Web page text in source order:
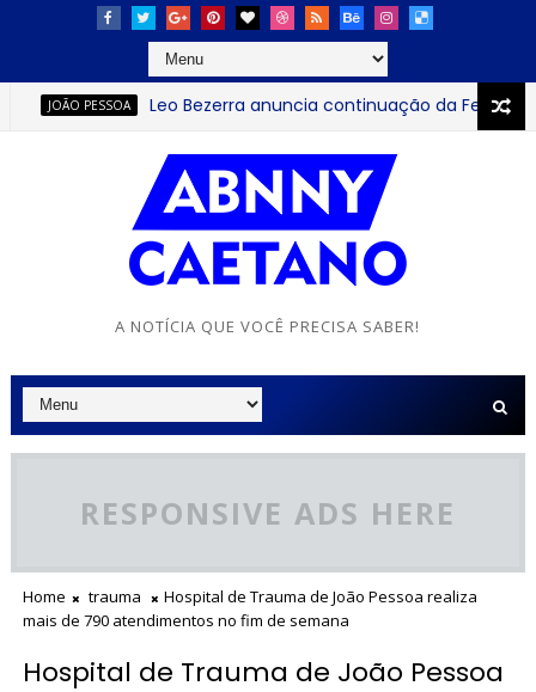
JOÃO PESSOA Leo Bezerra anuncia continuação da Festa das
A NOTÍCIA QUE VOCÊ PRECISA SABER!
RESPONSIVE ADS HERE
Home trauma
Hospital de Trauma de João Pessoa realiza
mais de 790 atendimentos no fim de semana
Hospital de Trauma de João Pessoa